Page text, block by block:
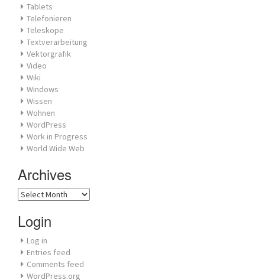
Tablets
Telefonieren
Teleskope
Textverarbeitung
Vektorgrafik
Video
Wiki
Windows
Wissen
Wohnen
WordPress
Work in Progress
World Wide Web
Archives
Archives
Login
Log in
Entries feed
Comments feed
WordPress.org